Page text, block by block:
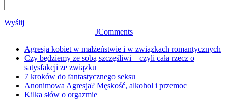
Wyślij
JComments
Agresja kobiet w małżeństwie i w związkach romantycznych
Czy będziemy ze sobą szczęśliwi – czyli cała rzecz o
satysfakcji ze związku
7 kroków do fantastycznego seksu
Anonimowa Agresja? Męskość, alkohol i przemoc
Kilka słów o orgazmie